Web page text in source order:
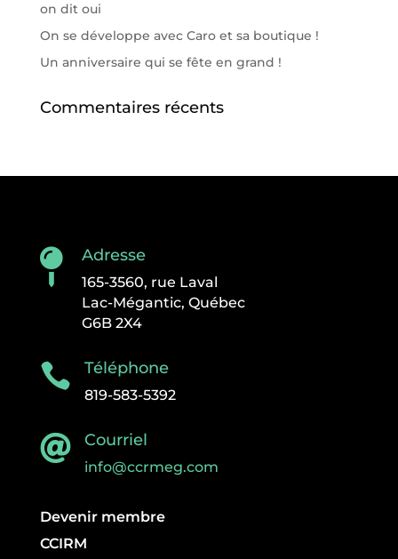
on dit oui
On se développe avec Caro et sa boutique !
Un anniversaire qui se fête en grand !
Commentaires récents
 Adresse
165-3560, rue Laval
Lac-Mégantic, Québec
G6B 2X4
 Téléphone
819-583-5392
 Courriel
info@ccrmeg.com
Devenir membre
CCIRM